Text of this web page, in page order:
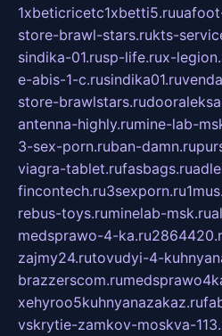
1xbeticricetc1xbetti5.ru
store-brawl-stars.rukts-
sindika-01.rusp-life.rux-
e-abis-1-c.rusindika01.ru
store-brawlstars.ru
antenna-highly.rumine-lab-
3-sex-porn.ruban-damn.ru
viagra-tablet.rufasbags.ru
fincontech.ru3sexporn.ru
rebus-toys.ruminelab-msk.ru
medsprawo-4-ka.ru
zajmy24.rutovudyi-4-
brazzerscom.ru
xehyroo5kuhnyanazakaz.ru
vskrytie-zamkov-moskva-